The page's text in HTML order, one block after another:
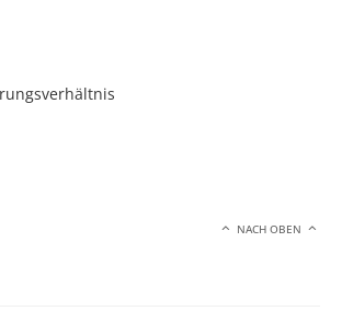
NACH OBEN